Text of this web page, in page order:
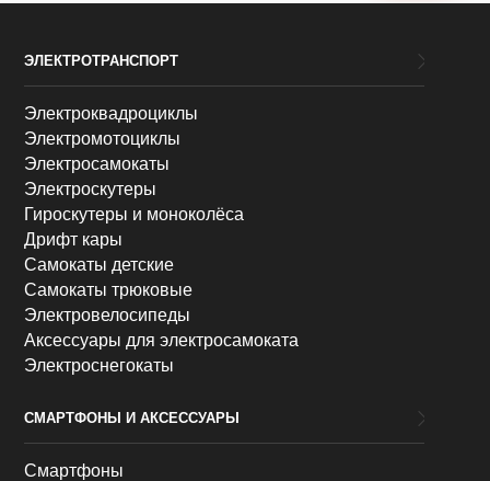
ЭЛЕКТРОТРАНСПОРТ
Электроквадроциклы
Электромотоциклы
Электросамокаты
Электроскутеры
Гироскутеры и моноколёса
Дрифт кары
Самокаты детские
Самокаты трюковые
Электровелосипеды
Аксессуары для электросамоката
Электроснегокаты
СМАРТФОНЫ И АКСЕССУАРЫ
Смартфоны